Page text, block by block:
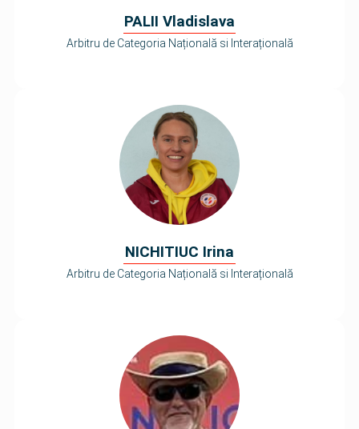
PALII Vladislava
Arbitru de Categoria Națională si Interațională
NICHITIUC Irina
Arbitru de Categoria Națională si Interațională